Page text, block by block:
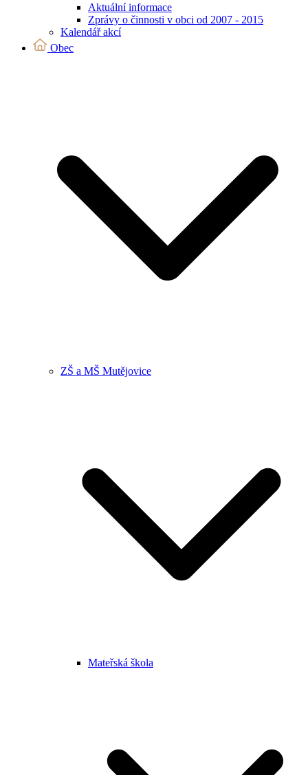
Aktuální informace
Zprávy o činnosti v obci od 2007 - 2015
Kalendář akcí
Obec
ZŠ a MŠ Mutějovice
Mateřská škola